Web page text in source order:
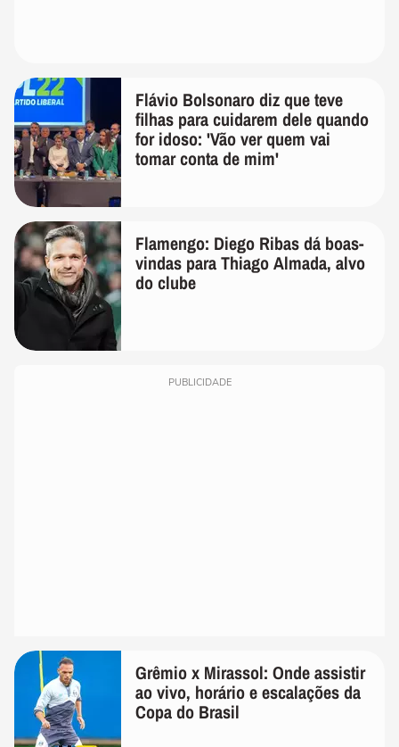
Flávio Bolsonaro diz que teve
filhas para cuidarem dele quando
for idoso: 'Vão ver quem vai
tomar conta de mim'
Flamengo: Diego Ribas dá boas-
vindas para Thiago Almada, alvo
do clube
PUBLICIDADE
Grêmio x Mirassol: Onde assistir
ao vivo, horário e escalações da
Copa do Brasil